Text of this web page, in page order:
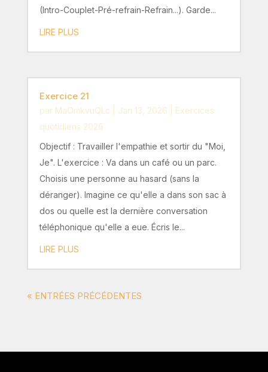
(Intro-Couplet-Pré-refrain-Refrain...). Garde...
LIRE PLUS
Exercice 21
par MaOmkvuQLc Jan 13, 2026
Exercices
quotidiens 2026
Objectif : Travailler l'empathie et sortir du "Moi,
Je". L'exercice : Va dans un café ou un parc.
Choisis une personne au hasard (sans la
déranger). Imagine ce qu'elle a dans son sac à
dos ou quelle est la dernière conversation
téléphonique qu'elle a eue. Écris le...
LIRE PLUS
« ENTRÉES PRÉCÉDENTES